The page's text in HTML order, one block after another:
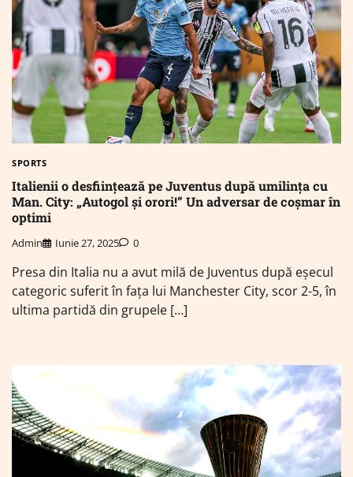
SPORTS
Italienii o desființează pe Juventus după umilința cu
Man. City: „Autogol și orori!” Un adversar de coșmar în
optimi
Admin Iunie 27, 2025 0
Presa din Italia nu a avut milă de Juventus după eșecul
categoric suferit în fața lui Manchester City, scor 2-5, în
ultima partidă din grupele […]